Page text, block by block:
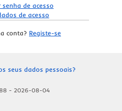
senha de acesso
de acesso
conta? Registe-se
seus dados pessoais?
- 2026-08-04